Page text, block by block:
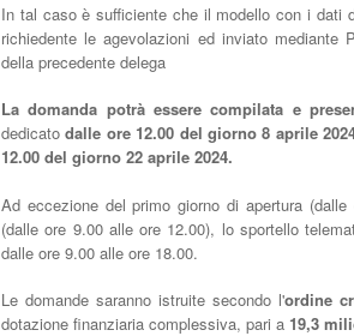
In tal caso è sufficiente che il modello con i dati
richiedente le agevolazioni ed inviato mediante
della precedente delega
La domanda potrà essere compilata e
dedicatodalle ore 12.00 del giorno 8 aprile
12.00 del giorno 22 aprile 2024.
Ad eccezione del primo giorno di apertura
(dalle ore 9.00 alle ore 12.00), lo sportello
dalle ore 9.00 alle ore 18.00.
Le domande saranno istruite secondo l'ordine
dotazione finanziaria complessiva, pari a 19,3